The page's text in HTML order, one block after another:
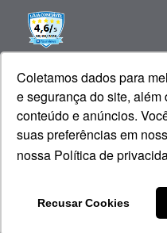
Coletamos dados para
e segurança do site,
conteúdo e anúncios.
suas preferências em
nossa Política de
Recusar Cookies
Copyright © 2023
Sob gestão de:
Cosméticos - CNPJ